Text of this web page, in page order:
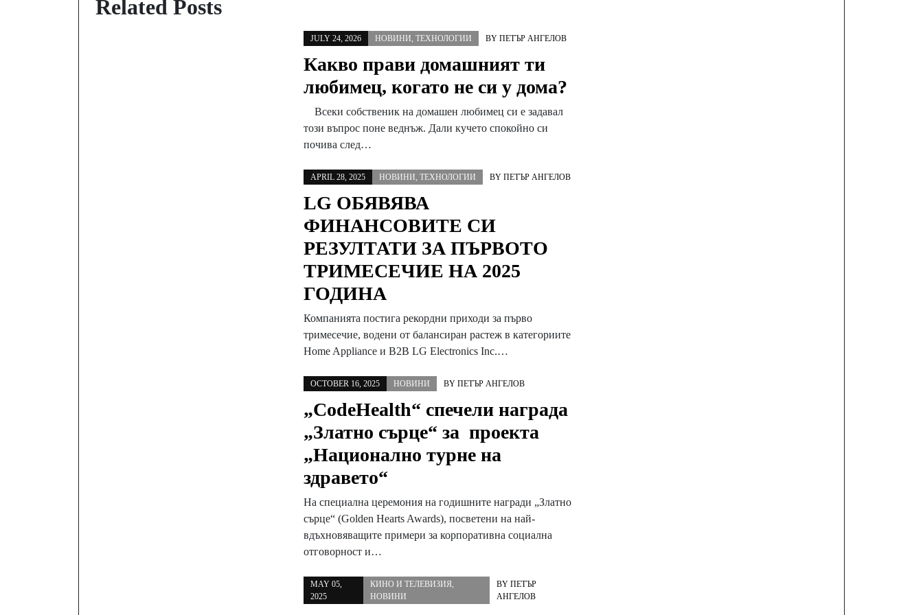
Related Posts
JULY 24, 2026 НОВИНИ, ТЕХНОЛОГИИ BY ПЕТЪР АНГЕЛОВ
Какво прави домашният ти
любимец, когато не си у дома?
Всеки собственик на домашен любимец си е задавал
този въпрос поне веднъж. Дали кучето спокойно си
почива след…
APRIL 28, 2025 НОВИНИ, ТЕХНОЛОГИИ BY ПЕТЪР АНГЕЛОВ
LG ОБЯВЯВА
ФИНАНСОВИТЕ СИ
РЕЗУЛТАТИ ЗА ПЪРВОТО
ТРИМЕСЕЧИЕ НА 2025
ГОДИНА
Компанията постига рекордни приходи за първо
тримесечие, водени от балансиран растеж в категориите
Home Appliance и B2B LG Electronics Inc.…
OCTOBER 16, 2025 НОВИНИ BY ПЕТЪР АНГЕЛОВ
„CodeHealth“ спечели награда
„Златно сърце“ за проекта
„Национално турне на
здравето“
На специална церемония на годишните награди „Златно
сърце“ (Golden Hearts Awards), посветени на най-
вдъхновяващите примери за корпоративна социална
отговорност и…
MAY 05,
2025
КИНО И ТЕЛЕВИЗИЯ,
НОВИНИ
BY ПЕТЪР
АНГЕЛОВ